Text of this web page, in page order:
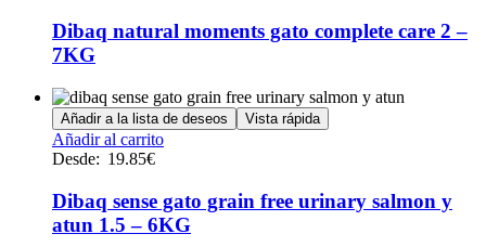
múltiples
se
pueden
elegir
página
de
Dibaq natural moments gato complete care 2 –
7KG
Añadir a la lista de deseos Vista rápida
Añadir al carritoEste
múltiples
variantes.
Las
Desde: 19.85€
Dibaq sense gato grain free urinary salmon y
atun 1.5 – 6KG